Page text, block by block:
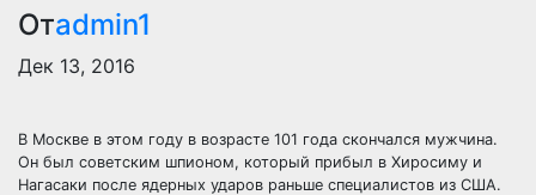
Отadmin1
Дек 13, 2016
В Москве в этом году в возрасте 101 года скончался мужчина.
Он был советским шпионом, который прибыл в Хиросиму и
Нагасаки после ядерных ударов раньше специалистов из США.